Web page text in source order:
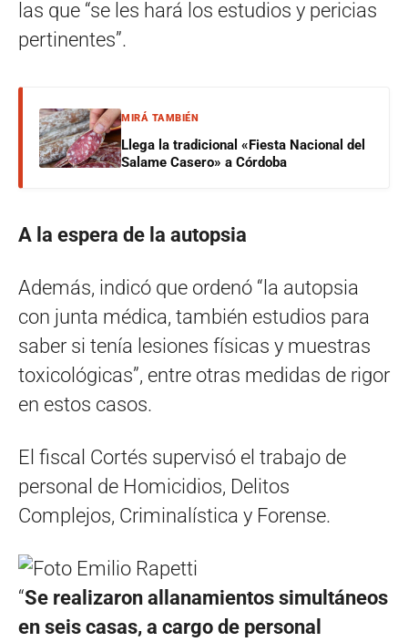
las que “se les hará los estudios y pericias
pertinentes”.
MIRÁ TAMBIÉN
Llega la tradicional «Fiesta Nacional del
Salame Casero» a Córdoba
A la espera de la autopsia
Además, indicó que ordenó “la autopsia
con junta médica, también estudios para
saber si tenía lesiones físicas y muestras
toxicológicas”, entre otras medidas de rigor
en estos casos.
El fiscal Cortés supervisó el trabajo de
personal de Homicidios, Delitos
Complejos, Criminalística y Forense.
“Se realizaron allanamientos simultáneos
en seis casas, a cargo de personal